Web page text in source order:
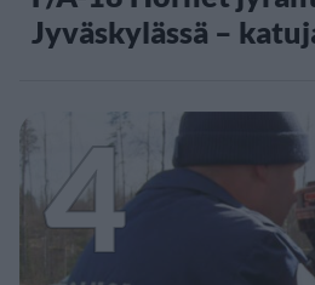
Jyväskylässä –
4